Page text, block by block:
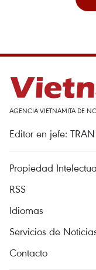
AGENCIA VIETNAMITA DE
Editor en jefe:
Propiedad
RSS
Idiomas
Servicios de
Contacto